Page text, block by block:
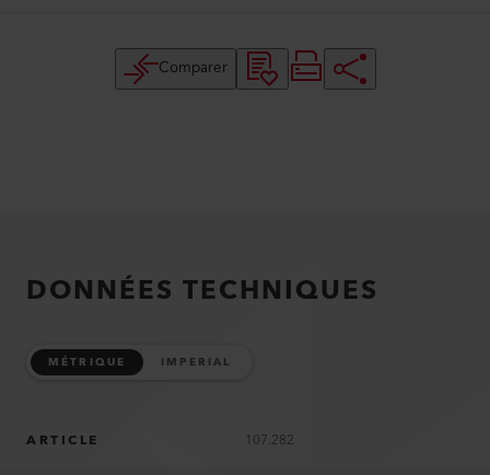
Comparer
DONNÉES TECHNIQUES
MÉTRIQUE IMPERIAL
ARTICLE 107.282